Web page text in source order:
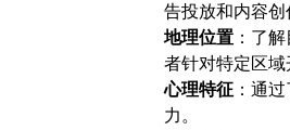
告投放和内容创
地理位置 ：了
者针对特定区域
心理特征 ：通
力。